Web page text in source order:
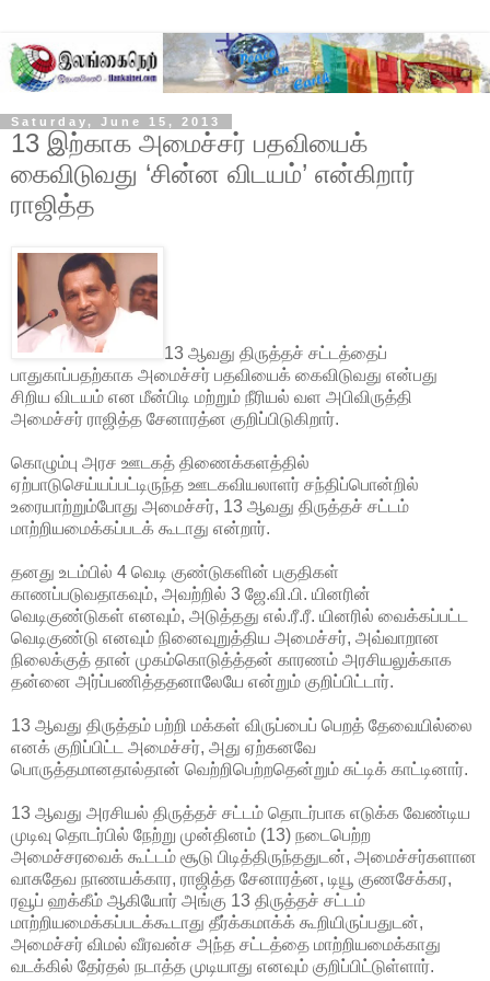
Saturday, June 15, 2013
13 இற்காக அமைச்சர் பதவியைக்
கைவிடுவது ‘சின்ன விடயம்’ என்கிறார்
ராஜித்த
13 ஆவது திருத்தச் சட்டத்தைப்
பாதுகாப்பதற்காக அமைச்சர் பதவியைக் கைவிடுவது என்பது
சிறிய விடயம் என மீன்பிடி மற்றும் நீரியல் வள அபிவிருத்தி
அமைச்சர் ராஜித்த சேனாரத்ன குறிப்பிடுகிறார்.
கொழும்பு அரச ஊடகத் திணைக்களத்தில்
ஏற்பாடுசெய்யப்பட்டிருந்த ஊடகவியலாளர் சந்திப்பொன்றில்
உரையாற்றும்போது அமைச்சர், 13 ஆவது திருத்தச் சட்டம்
மாற்றியமைக்கப்படக் கூடாது என்றார்.
தனது உடம்பில் 4 வெடி குண்டுகளின் பகுதிகள்
காணப்படுவதாகவும், அவற்றில் 3 ஜே.வி.பி. யினரின்
வெடிகுண்டுகள் எனவும், அடுத்தது எல்.ரீ.ரீ. யினரில் வைக்கப்பட்ட
வெடிகுண்டு எனவும் நினைவுறுத்திய அமைச்சர், அவ்வாறான
நிலைக்குத் தான் முகம்கொடுத்த்தன் காரணம் அரசியலுக்காக
தன்னை அர்ப்பணித்ததனாலேயே என்றும் குறிப்பிட்டார்.
13 ஆவது திருத்தம் பற்றி மக்கள் விருப்பைப் பெறத் தேவையில்லை
எனக் குறிப்பிட்ட அமைச்சர், அது ஏற்கனவே
பொருத்தமானதால்தான் வெற்றிபெற்றதென்றும் சுட்டிக் காட்டினார்.
13 ஆவது அரசியல் திருத்தச் சட்டம் தொடர்பாக எடுக்க வேண்டிய
முடிவு தொடர்பில் நேற்று முன்தினம் (13) நடைபெற்ற
அமைச்சரவைக் கூட்டம் சூடு பிடித்திருந்ததுடன், அமைச்சர்களான
வாசுதேவ நாணயக்கார, ராஜித்த சேனாரத்ன, டியூ குணசேக்கர,
ரவூப் ஹக்கீம் ஆகியோர் அங்கு 13 திருத்தச் சட்டம்
மாற்றியமைக்கப்படக்கூடாது தீர்க்கமாக்க் கூறியிருப்பதுடன்,
அமைச்சர் விமல் வீரவன்ச அந்த சட்டத்தை மாற்றியமைக்காது
வடக்கில் தேர்தல் நடாத்த முடியாது எனவும் குறிப்பிட்டுள்ளார்.